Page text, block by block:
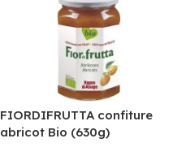
FIORDIFRUTTA confiture
abricot Bio (630g)